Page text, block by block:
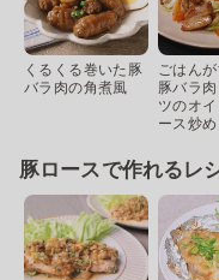
くるくる巻いた豚
バラ肉の角煮風
ごはんが
豚バラ
ツのオ
ース炒め
豚ロースで作れるレ